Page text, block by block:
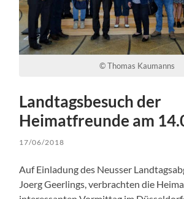
© Thomas Kaumanns
Landtagsbesuch der
Heimatfreunde am
17/06/2018
Auf Einladung des Neusser
Joerg Geerlings, verbrachten die